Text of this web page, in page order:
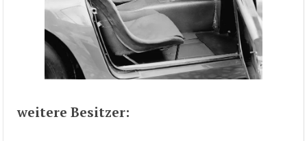
weitere Besitzer: